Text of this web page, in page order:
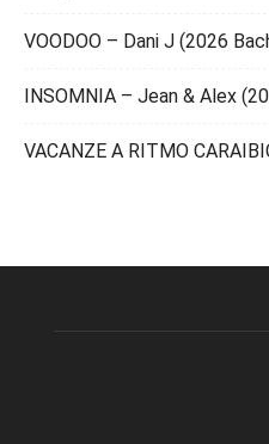
VOODOO – Dani J (2026
INSOMNIA – Jean & Alex
VACANZE A RITMO